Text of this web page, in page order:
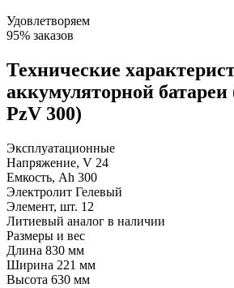
Удовлетворяем
95% заказов
Технические
аккумуляторной батареи
PzV 300)
Эксплуатационные
Напряжение, V 24
Емкость, Ah 300
Электролит Гелевый
Элемент, шт. 12
Литиевый аналог в наличии
Размеры и вес
Длина 830 мм
Ширина 221 мм
Высота 630 мм